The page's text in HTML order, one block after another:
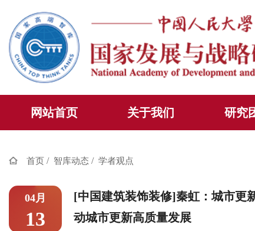
网站首页 关于我们 研究
首页 / 智库动态 / 学者观点
04月
13
[中国建筑装饰装修]秦虹：城市
动城市更新高质量发展